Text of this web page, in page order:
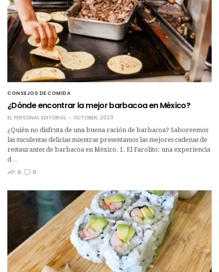
CONSEJOS DE COMIDA
¿Dónde encontrar la mejor barbacoa en México?
EL PERSONAL EDITORIAL
OCTOBER, 2023
¿Quién no disfruta de una buena ración de barbacoa? Saboreemos
las suculentas delicias mientras presentamos las mejores cadenas de
restaurantes de barbacoa en México. 1. El Farolito: una experiencia
d…
0
0